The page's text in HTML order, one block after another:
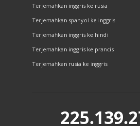
Terjemahkan inggris ke rusia
Terjemahkan spanyol ke inggris
Terjemahkan inggris ke hindi
Terjemahkan inggris ke prancis
Terjemahkan rusia ke inggris